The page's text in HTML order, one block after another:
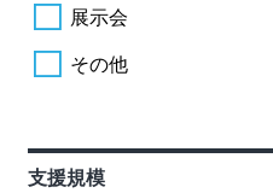
展示会
その他
支援規模